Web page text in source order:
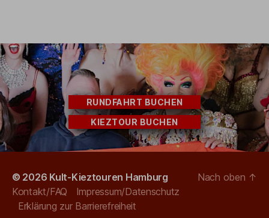
RUNDFAHRT BUCHEN
KIEZTOUR BUCHEN
© 2026 Kult-Kieztouren Hamburg
Kontakt/FAQ
Impressum/Datenschutz
Erklärung zur Barrierefreiheit
Nach oben ↑